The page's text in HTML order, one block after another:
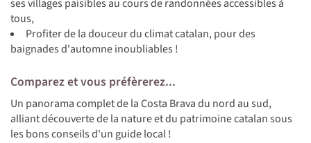
ses villages paisibles au cours de randonnées accessibles à
tous,
Profiter de la douceur du climat catalan, pour des
baignades d'automne inoubliables !
Comparez et vous préfèrerez...
Un panorama complet de la Costa Brava du nord au sud,
alliant découverte de la nature et du patrimoine catalan sous
les bons conseils d'un guide local !